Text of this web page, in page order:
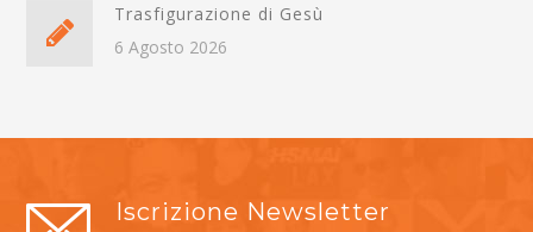
Trasfigurazione di Gesù
6 Agosto 2026
Iscrizione Newsletter